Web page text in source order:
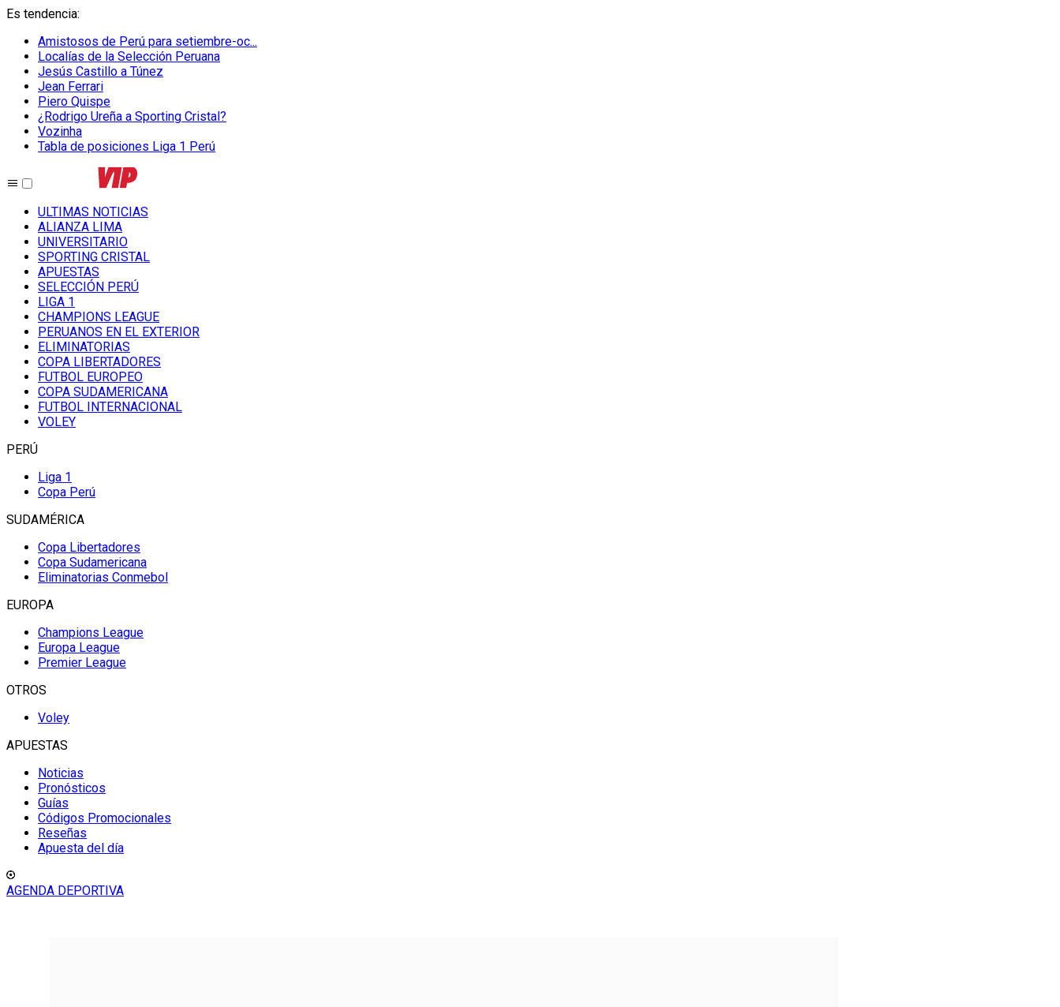
Es tendencia:
Amistosos de Perú para setiembre-oc...
Localías de la Selección Peruana
Jesús Castillo a Túnez
Jean Ferrari
Piero Quispe
¿Rodrigo Ureña a Sporting Cristal?
Vozinha
Tabla de posiciones Liga 1 Perú
ULTIMAS NOTICIAS
ALIANZA LIMA
UNIVERSITARIO
SPORTING CRISTAL
APUESTAS
SELECCIÓN PERÚ
LIGA 1
CHAMPIONS LEAGUE
PERUANOS EN EL EXTERIOR
ELIMINATORIAS
COPA LIBERTADORES
FUTBOL EUROPEO
COPA SUDAMERICANA
FUTBOL INTERNACIONAL
VOLEY
PERÚ
Liga 1
Copa Perú
SUDAMÉRICA
Copa Libertadores
Copa Sudamericana
Eliminatorias Conmebol
EUROPA
Champions League
Europa League
Premier League
OTROS
Voley
APUESTAS
Noticias
Pronósticos
Guías
Códigos Promocionales
Reseñas
Apuesta del día
AGENDA DEPORTIVA